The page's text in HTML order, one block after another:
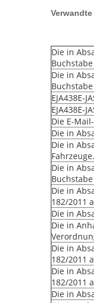
Die in
Die in
EJA438E-
EJA438E-
Die E-
Die in
Die in
Fahrzeuge.
Die in
Die in
182/2011
Die in
Die in
Die in
182/2011
Die in
182/2011
Die in